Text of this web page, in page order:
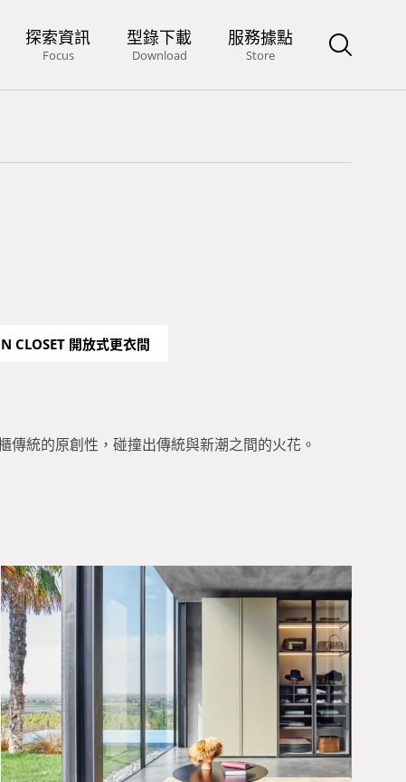
探索資訊
Focus
型錄下載
Download
服務據點
Store
CLOSET 開放式更衣間
統的原創性，碰撞出傳統與新潮之間的火花。